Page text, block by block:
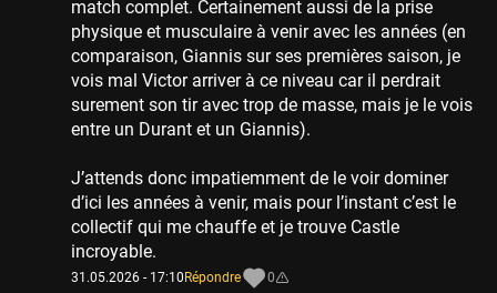
match complet. Certainement aussi de la prise
physique et musculaire à venir avec les années (en
comparaison, Giannis sur ses premières saison, je
vois mal Victor arriver à ce niveau car il perdrait
surement son tir avec trop de masse, mais je le vois
entre un Durant et un Giannis).
J’attends donc impatiemment de le voir dominer
d’ici les années à venir, mais pour l’instant c’est le
collectif qui me chauffe et je trouve Castle
incroyable.
31.05.2026 - 17:10 Répondre 0